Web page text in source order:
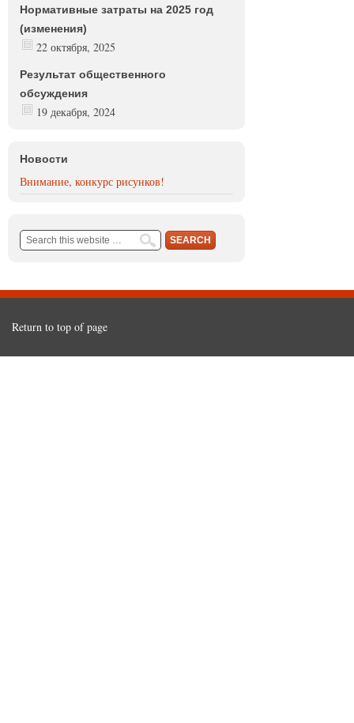
Нормативные затраты на 2025 год
(изменения)
22 октября, 2025
Результат общественного
обсуждения
19 декабря, 2024
Новости
Внимание, конкурс рисунков!
Return to top of page